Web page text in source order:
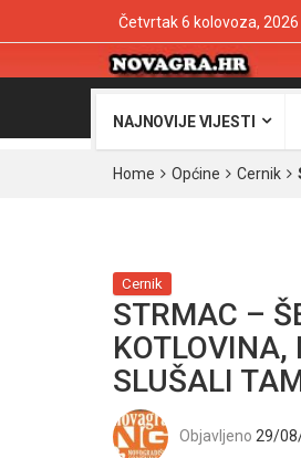
Četvrtak 6 kolovoza, 2026
NAJNOVIJE VIJESTI
Home Općine Cernik
Cernik
STRMAC –
KOTLOVINA,
SLUŠALI
Objavljeno 29/